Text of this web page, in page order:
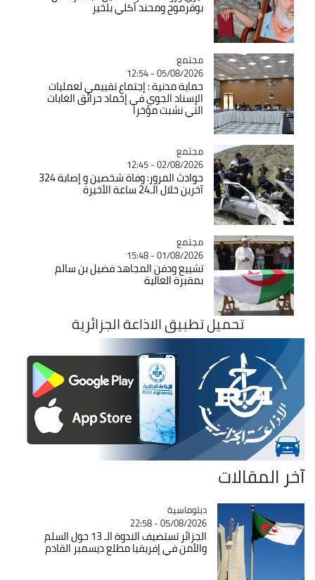
بوقرموح ومحند أكلي بلخير
Catégorie
مجتمع
05/08/2026 - 12:54
حماية مدنية : إجتماع تقييمي لعمليات
الإسناد الجوي في إخماد حرائق الغابات
التي نشبت مؤخرا
Catégorie
مجتمع
02/08/2026 - 12:45
حوادث المرور: وفاة شخصين و إصابة 324
آخرين خلال الـ24 ساعة الأخيرة
Catégorie
مجتمع
01/08/2026 - 15:48
تشييع ودفن المجاهد فضيل بن سالم
بمقبرة العالية
تحميل تطبيق الاذاعة الجزائرية
آخر المقالات
Catégorie
دبلوماسية
05/08/2026 - 22:58
الجزائر تستضيف الندوة الـ 13 حول السلم
والأمن في إفريقيا مطلع ديسمبر القادم